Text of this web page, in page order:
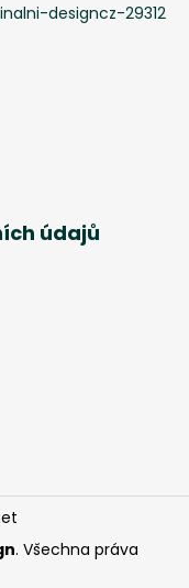
designcz-29312
údajů
. Všechna práva